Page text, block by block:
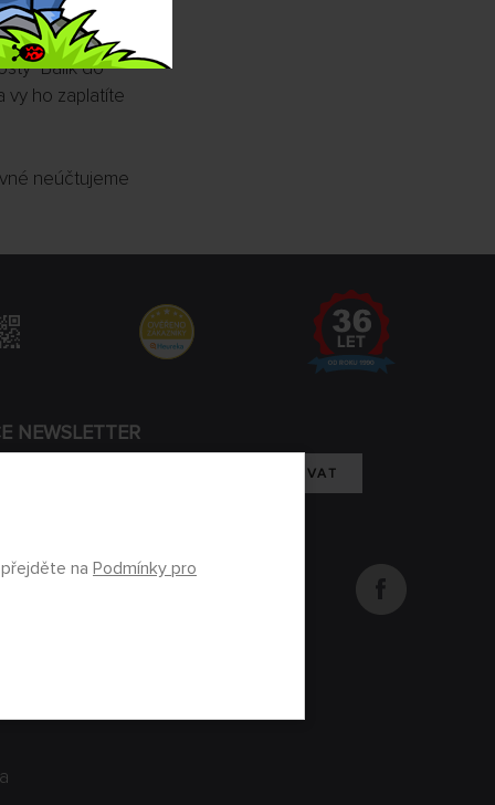
"Balík do
vy ho zaplatíte
neúčtujeme
NEWSLETTER
REGISTROVAT
na Podmínky pro